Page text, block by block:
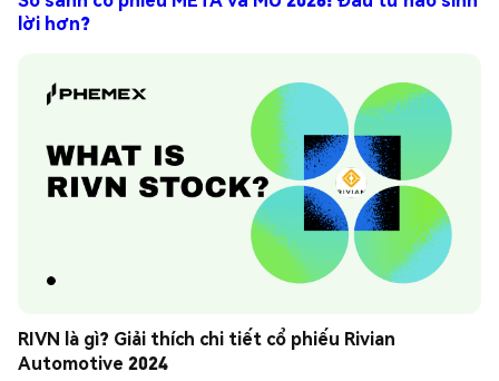
lời hơn?
RIVN là gì? Giải thích chi tiết cổ phiếu Rivian
Automotive 2024